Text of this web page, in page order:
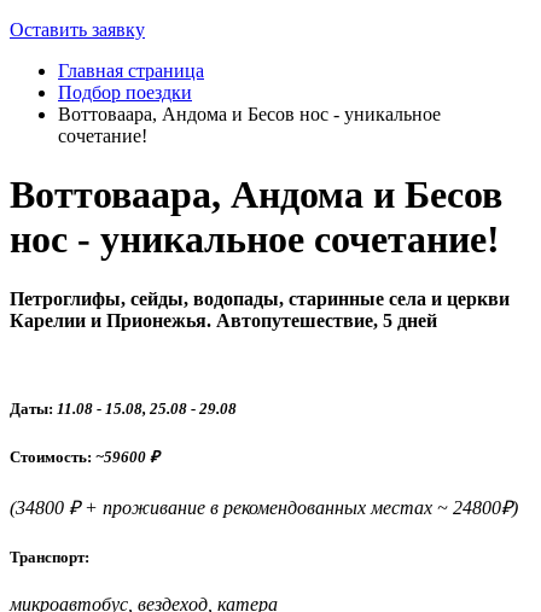
Оставить заявку
Главная страница
Подбор поездки
Воттоваара, Андома и Бесов нос - уникальное
сочетание!
Воттоваара, Андома и Бесов
нос - уникальное сочетание!
Петроглифы, сейды, водопады, старинные села и церкви
Карелии и Прионежья. Автопутешествие, 5 дней
Даты: 11.08 - 15.08, 25.08 - 29.08
Стоимость: ~59600 ₽
(34800 ₽ + проживание в рекомендованных местах ~ 24800₽)
Транспорт:
микроавтобус, вездеход, катера